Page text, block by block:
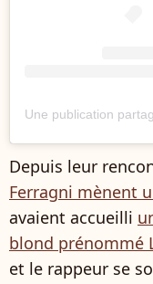
Depuis leur
Ferragni mènent
avaient accueilli
blond prénommé
et le rappeur se